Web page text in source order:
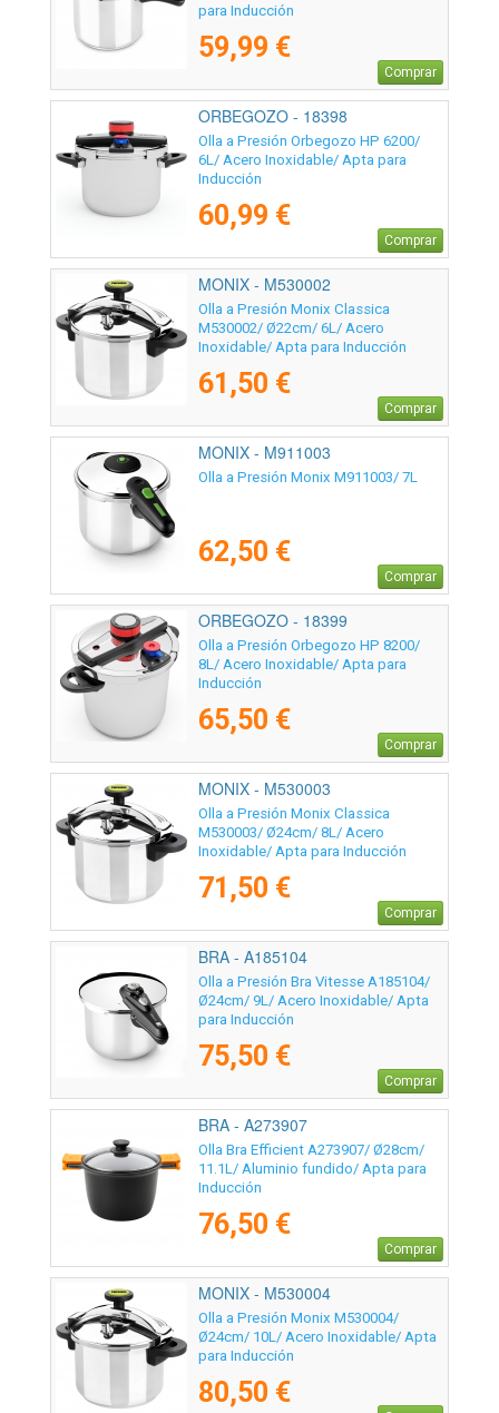
para Inducción
59,99 €
Comprar
ORBEGOZO - 18398
Olla a Presión Orbegozo HP 6200/
6L/ Acero Inoxidable/ Apta para
Inducción
60,99 €
Comprar
MONIX - M530002
Olla a Presión Monix Classica
M530002/ Ø22cm/ 6L/ Acero
Inoxidable/ Apta para Inducción
61,50 €
Comprar
MONIX - M911003
Olla a Presión Monix M911003/ 7L
62,50 €
Comprar
ORBEGOZO - 18399
Olla a Presión Orbegozo HP 8200/
8L/ Acero Inoxidable/ Apta para
Inducción
65,50 €
Comprar
MONIX - M530003
Olla a Presión Monix Classica
M530003/ Ø24cm/ 8L/ Acero
Inoxidable/ Apta para Inducción
71,50 €
Comprar
BRA - A185104
Olla a Presión Bra Vitesse A185104/
Ø24cm/ 9L/ Acero Inoxidable/ Apta
para Inducción
75,50 €
Comprar
BRA - A273907
Olla Bra Efficient A273907/ Ø28cm/
11.1L/ Aluminio fundido/ Apta para
Inducción
76,50 €
Comprar
MONIX - M530004
Olla a Presión Monix M530004/
Ø24cm/ 10L/ Acero Inoxidable/ Apta
para Inducción
80,50 €